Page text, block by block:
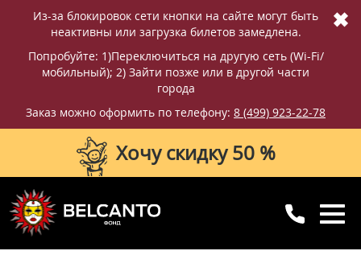
Из-за блокировок сети кнопки на сайте могут быть
неактивны или загрузка билетов замедлена.
Попробуйте: 1)Переключиться на другую сеть (Wi-Fi/
мобильный); 2) Зайти позже или в другой части
города
Заказ можно оформить по телефону: 8 (499) 923-22-78
✖
Хочу скидку 50 %